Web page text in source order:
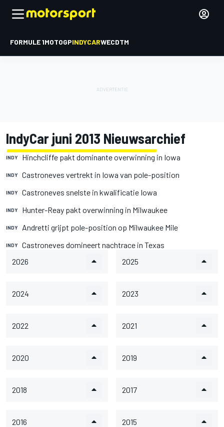
FORMULE 1MOTOGPINDYCARWECDTM
IndyCar juni 2013 Nieuwsarchief
INDY Hinchcliffe pakt dominante overwinning in Iowa
INDY Castroneves vertrekt in Iowa van pole-position
INDY Castroneves snelste in kwalificatie Iowa
INDY Hunter-Reay pakt overwinning in Milwaukee
INDY Andretti grijpt pole-position op Milwaukee Mile
INDY
Castroneves domineert nachtrace in Texas
2026
2025
2024 2023
2022 2021
2020 2019
2018 2017
2016 2015